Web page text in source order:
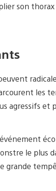
son
les
agressifs et
le plus
grande